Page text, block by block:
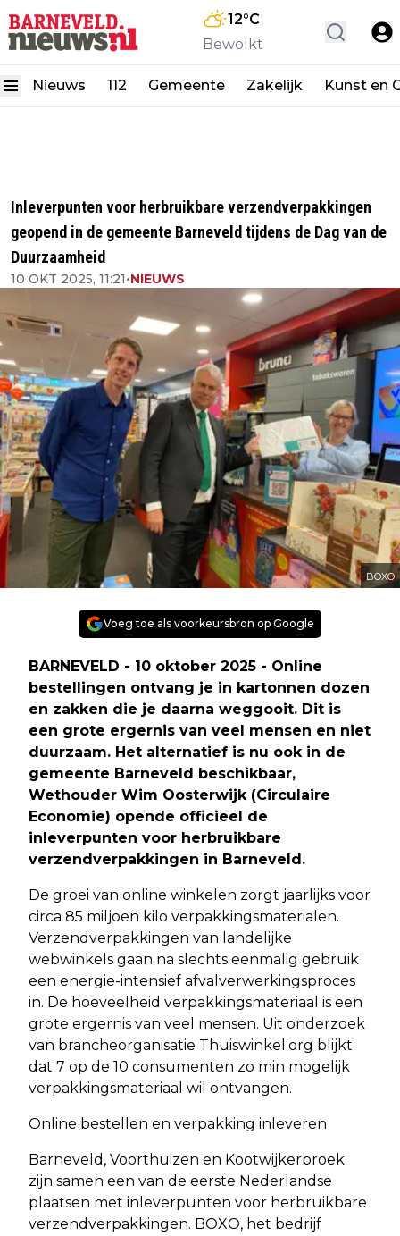
12°C
Bewolkt
Nieuws 112 Gemeente Zakelijk Kunst en
Inleverpunten voor herbruikbare verzendverpakkingen
geopend in de gemeente Barneveld tijdens de Dag van de
Duurzaamheid
10 OKT 2025, 11:21•NIEUWS
BOXO
Voeg toe als voorkeursbron op Google
BARNEVELD - 10 oktober 2025 - Online
bestellingen ontvang je in kartonnen dozen
en zakken die je daarna weggooit. Dit is
een grote ergernis van veel mensen en niet
duurzaam. Het alternatief is nu ook in de
gemeente Barneveld beschikbaar,
Wethouder Wim Oosterwijk (Circulaire
Economie) opende officieel de
inleverpunten voor herbruikbare
verzendverpakkingen in Barneveld.
De groei van online winkelen zorgt jaarlijks voor
circa 85 miljoen kilo verpakkingsmaterialen.
Verzendverpakkingen van landelijke
webwinkels gaan na slechts eenmalig gebruik
een energie-intensief afvalverwerkingsproces
in. De hoeveelheid verpakkingsmateriaal is een
grote ergernis van veel mensen. Uit onderzoek
van brancheorganisatie Thuiswinkel.org blijkt
dat 7 op de 10 consumenten zo min mogelijk
verpakkingsmateriaal wil ontvangen.
Online bestellen en verpakking inleveren
Barneveld, Voorthuizen en Kootwijkerbroek
zijn samen een van de eerste Nederlandse
plaatsen met inleverpunten voor herbruikbare
verzendverpakkingen. BOXO, het bedrijf